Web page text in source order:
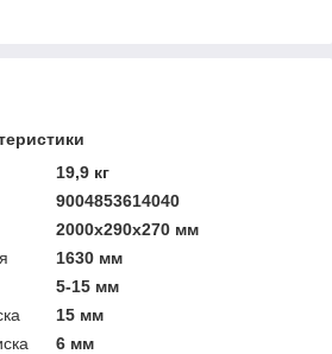
19,9 кг
9004853614040
2000х290х270 мм
1630 мм
5-15 мм
15 мм
6 мм